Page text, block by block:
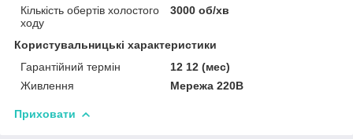
Кількість обертів холостого
ходу
3000 об/хв
Користувальницькі характеристики
Гарантійний термін
12 12 (мес)
Живлення
Мережа 220В
Приховати